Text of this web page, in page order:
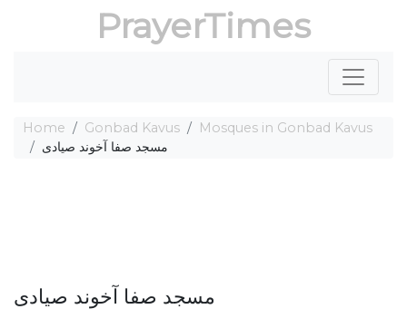
PrayerTimes
Home Gonbad Kavus
Mosques in Gonbad Kavus
مسجد صفا آخوند صیادی
مسجد صفا آخوند صیادی